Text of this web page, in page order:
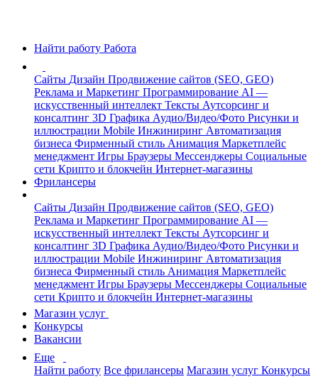
Найти работу Работа
Сайты Дизайн Продвижение сайтов (SEO, GEO)
Реклама и Маркетинг Программирование AI —
искусственный интеллект Тексты Аутсорсинг и
консалтинг 3D Графика Аудио/Видео/Фото Рисунки и
иллюстрации Mobile Инжиниринг Автоматизация
бизнеса Фирменный стиль Анимация Маркетплейс
менеджмент Игры Браузеры Мессенджеры Социальные
сети Крипто и блокчейн Интернет-магазины
Фрилансеры
Сайты Дизайн Продвижение сайтов (SEO, GEO)
Реклама и Маркетинг Программирование AI —
искусственный интеллект Тексты Аутсорсинг и
консалтинг 3D Графика Аудио/Видео/Фото Рисунки и
иллюстрации Mobile Инжиниринг Автоматизация
бизнеса Фирменный стиль Анимация Маркетплейс
менеджмент Игры Браузеры Мессенджеры Социальные
сети Крипто и блокчейн Интернет-магазины
Магазин услуг
Конкурсы
Вакансии
Еще
Найти работу Все фрилансеры Магазин услуг Конкурсы